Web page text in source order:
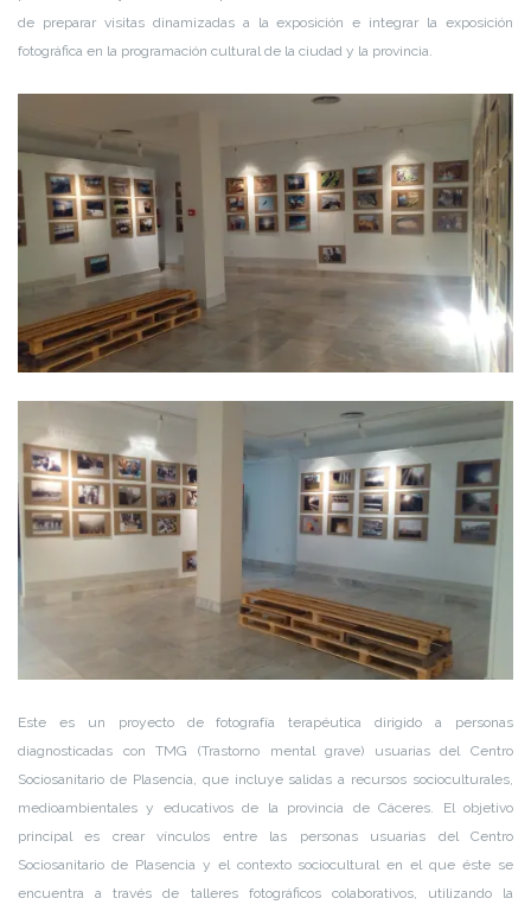
de preparar visitas dinamizadas a la exposición e integrar la exposición
fotográfica en la programación cultural de la ciudad y la provincia.
Este es un proyecto de fotografía terapéutica dirigido a personas
diagnosticadas con TMG (Trastorno mental grave) usuarias del Centro
Sociosanitario de Plasencia, que incluye salidas a recursos socioculturales,
medioambientales y educativos de la provincia de Cáceres. El objetivo
principal es crear vínculos entre las personas usuarias del Centro
Sociosanitario de Plasencia y el contexto sociocultural en el que éste se
encuentra a través de talleres fotográficos colaborativos, utilizando la